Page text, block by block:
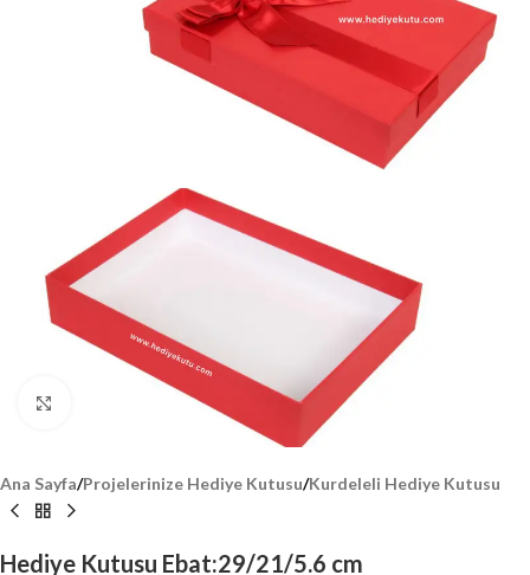
Ana Sayfa/Projelerinize Hediye Kutusu/Kurdeleli Hediye Kutusu
Hediye Kutusu Ebat:29/21/5.6 cm